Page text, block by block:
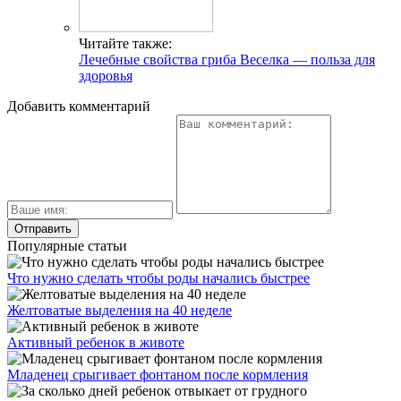
Читайте также:
Лечебные свойства гриба Веселка — польза для
здоровья
Добавить комментарий
Популярные статьи
Что нужно сделать чтобы роды начались быстрее
Желтоватые выделения на 40 неделе
Активный ребенок в животе
Младенец срыгивает фонтаном после кормления